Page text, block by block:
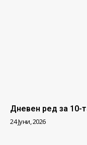
Дневен ред за 10-
24 Јуни, 2026